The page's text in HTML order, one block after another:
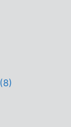
(8)